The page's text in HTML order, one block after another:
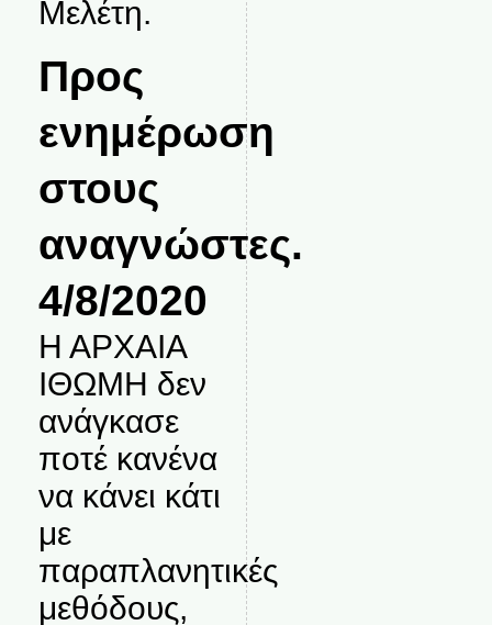
Μελέτη.
Προς
ενημέρωση
στους
αναγνώστες.
4/8/2020
Η ΑΡΧΑΙΑ
ΙΘΩΜΗ δεν
ανάγκασε
ποτέ κανένα
να κάνει κάτι
με
παραπλανητικές
μεθόδους,